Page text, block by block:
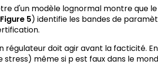
d'un modèle lognormal montre que
Figure 5) identifie les bandes de
régulateur doit agir avant la facticité.
même si p est faux dans le